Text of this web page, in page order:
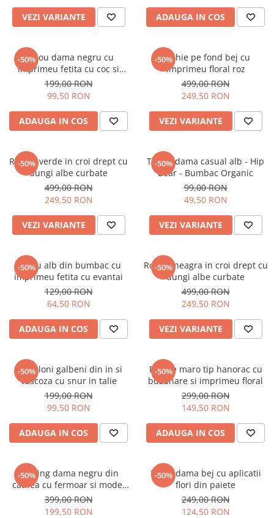
VEZI VARIANTE ADAUGA IN COS
-50%
Tricou dama negru cu
imprimeu fetita cu coc si
ochelari albastrii
199,00 RON
99,50 RON
ADAUGA IN COS
-50%
Rochie pe fond bej cu
imprimeu floral roz
499,00 RON
249,50 RON
VEZI VARIANTE
-50%
Rochie verde in croi drept cu
dungi albe curbate
499,00 RON
249,50 RON
VEZI VARIANTE
-50%
Tricou dama casual alb - Hip
Bear - Bumbac Organic
99,00 RON
49,50 RON
VEZI VARIANTE
-50%
Tricou alb din bumbac cu
imprimeu fetita cu evantai
129,00 RON
64,50 RON
ADAUGA IN COS
-50%
Rochie neagra in croi drept cu
dungi albe curbate
499,00 RON
249,50 RON
VEZI VARIANTE
-50%
Pantaloni galbeni din in si
vascoza cu snur in talie
199,00 RON
99,50 RON
ADAUGA IN COS
-50%
Rochie maro tip hanorac cu
buzunare si imprimeu floral
299,00 RON
149,50 RON
ADAUGA IN COS
-50%
Trening dama negru din
catifea cu fermoar si model
pe jacheta
399,00 RON
199,50 RON
-50%
Bluza dama bej cu aplicatii
flori din paiete
249,00 RON
124,50 RON